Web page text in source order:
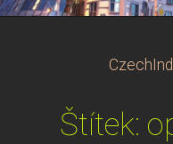
Štítek: